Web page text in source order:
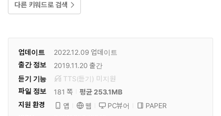
다른 키워드로 검색
업데이트 2022.12.09 업데이트
출간 정보
2019.11.20 출간
듣기 기능
TTS(듣기) 미 지원
파일 정보
181 쪽
평균 253.1MB
지원 환경
앱 웹 PC뷰어
PAPER